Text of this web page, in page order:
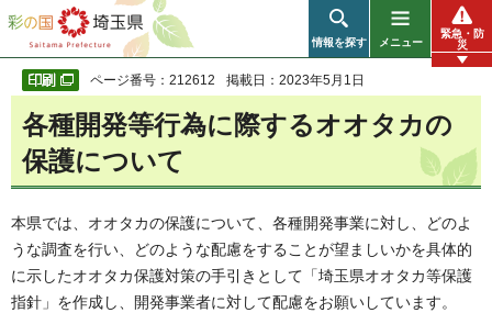
彩の国 埼玉県
情報を探す メニュー
緊急・防
災
ページ番号：212612 掲載日：2023年5月1日
各種開発等行為に際するオオタカの
保護について
本県では、オオタカの保護について、各種開発事業に対し、どのよ
うな調査を行い、どのような配慮をすることが望ましいかを具体的
に示したオオタカ保護対策の手引きとして「埼玉県オオタカ等保護
指針」を作成し、開発事業者に対して配慮をお願いしています。